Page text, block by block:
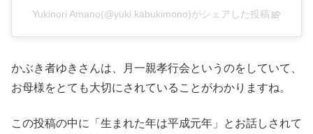
Yukinori Amano(@yuki.kabukimono)がシェアした投稿
かぶき者ゆきさんは、月一親孝行会というのをしていて、
お母様をとても大切にされていることがわかりますね。
この投稿の中に「生まれた年は平成元年」とお話しされて